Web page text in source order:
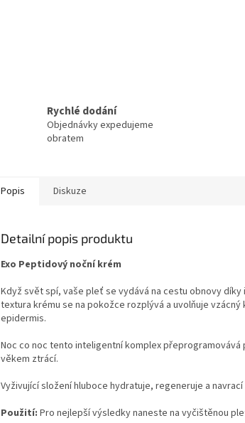
Rychlé dodání
Objednávky expedujeme
obratem
Popis Diskuze
Detailní popis produktu
Exo Peptidový noční krém
Když svět spí, vaše pleť se vydává na cestu obnovy
textura krému se na pokožce rozplývá a uvolňuje
epidermis.
Noc co noc tento inteligentní komplex
věkem ztrácí.
Vyživující složení hluboce hydratuje, regeneruje a
Použití: Pro nejlepší výsledky naneste na vyčištěnou